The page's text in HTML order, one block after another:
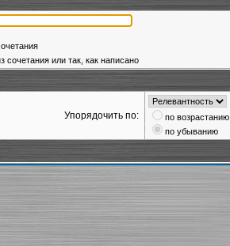
сочетания или так, как написано
Упорядочить по:
по возрастанию
по убыванию